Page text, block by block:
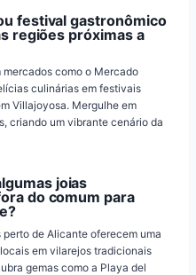
festival gastronômico
regiões próximas a
como o Mercado
culinárias em festivais
Villajoyosa. Mergulhe em
criando um vibrante cenário da
joias
do comum para
de Alicante oferecem uma
em vilarejos tradicionais
gemas como a Playa del